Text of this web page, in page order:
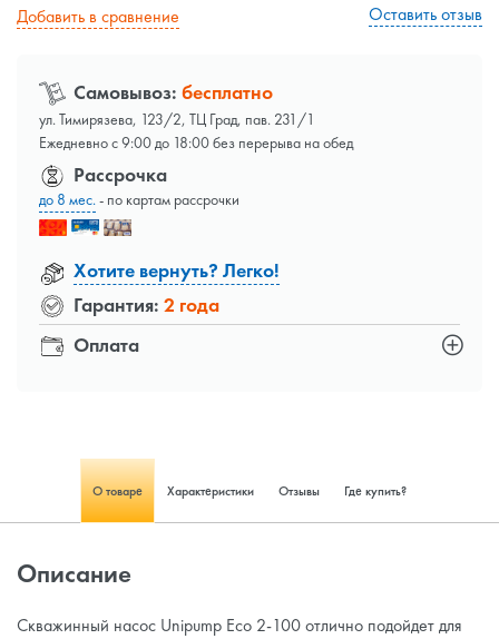
Добавить в сравнение Оставить отзыв
Самовывоз: бесплатно
ул. Тимирязева, 123/2, ТЦ Град, пав. 231/1
Ежедневно с 9:00 до 18:00 без перерыва на обед
Оплата
Рассрочка
до 8 мес.- по картам рассрочки
Хотите вернуть? Легко!
Гарантия: 2 года
О товаре Характеристики Отзывы Где купить?
Описание
Скважинный насос Unipump Eco 2-100 отлично подойдет для